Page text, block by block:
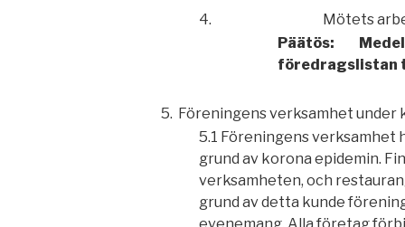
4.
Mötets
Päätös:
föredragslistan
5. Föreningens verksamhet under
5.1 Föreningens verksamhet
grund av korona epidemin.
verksamheten, och
grund av detta kunde